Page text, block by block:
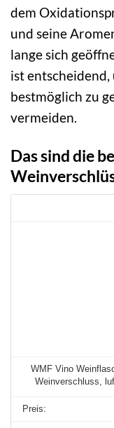
dem
und seine
lange sich
ist
bestmöglich zu
vermeiden.
Das sind die
WMF Vino
Weinverschluss,